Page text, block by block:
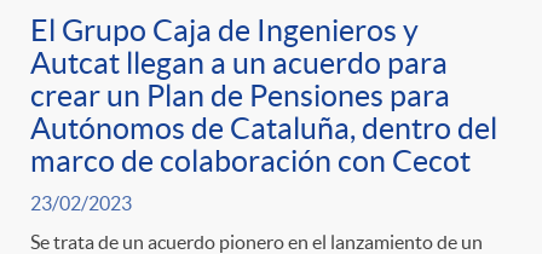
El Grupo Caja de Ingenieros y
Autcat llegan a un acuerdo para
crear un Plan de Pensiones para
Autónomos de Cataluña, dentro del
marco de colaboración con Cecot
23/02/2023
Se trata de un acuerdo pionero en el lanzamiento de un